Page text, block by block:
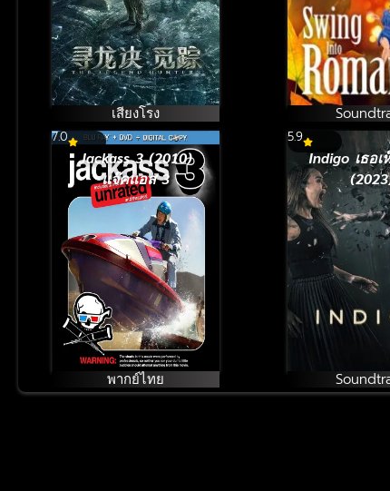
เสียงโรง
7.0
Jackass 3 (2010)
แจ๊คแอส 3
พากย์ไทย
5.9
Indigo เธอเ